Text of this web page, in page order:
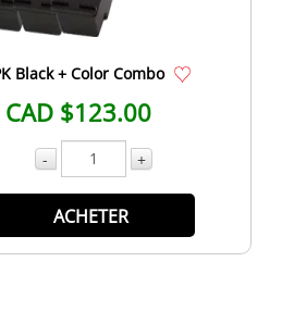
Black + Color Combo
CAD $123.00
- +
ACHETER